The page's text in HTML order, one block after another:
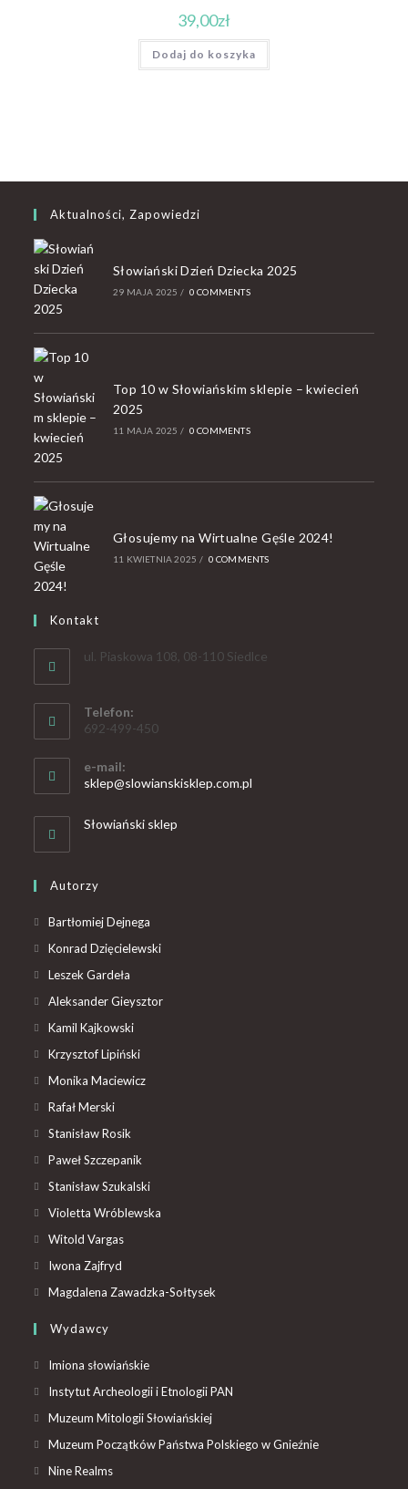
39,00zł
Dodaj do koszyka
Aktualności, Zapowiedzi
Słowiański Dzień Dziecka 2025
29 MAJA 2025 / 0 COMMENTS
Top 10 w Słowiańskim sklepie – kwiecień
2025
11 MAJA 2025 / 0 COMMENTS
Głosujemy na Wirtualne Gęśle 2024!
11 KWIETNIA 2025 / 0 COMMENTS
Kontakt
ul. Piaskowa 108, 08-110 Siedlce
Telefon:
692-499-450
e-mail:
sklep@slowianskisklep.com.pl
Słowiański sklep
Autorzy
Bartłomiej Dejnega
Konrad Dzięcielewski
Leszek Gardeła
Aleksander Gieysztor
Kamil Kajkowski
Krzysztof Lipiński
Monika Maciewicz
Rafał Merski
Stanisław Rosik
Paweł Szczepanik
Stanisław Szukalski
Violetta Wróblewska
Witold Vargas
Iwona Zajfryd
Magdalena Zawadzka-Sołtysek
Wydawcy
Imiona słowiańskie
Instytut Archeologii i Etnologii PAN
Muzeum Mitologii Słowiańskiej
Muzeum Początków Państwa Polskiego w Gnieźnie
Nine Realms